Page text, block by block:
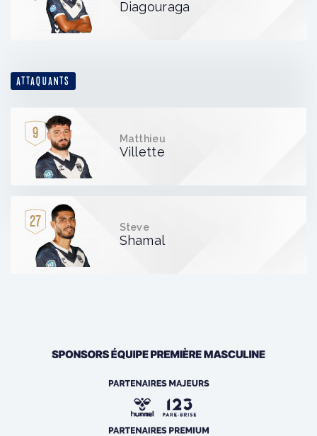
Diagouraga
ATTAQUANTS
9 Matthieu
Villette
27 Steve
Shamal